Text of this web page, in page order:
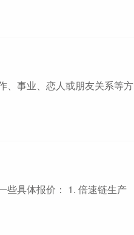
、事业、恋人或朋友关系等方
些具体报价： 1. 倍速链生产